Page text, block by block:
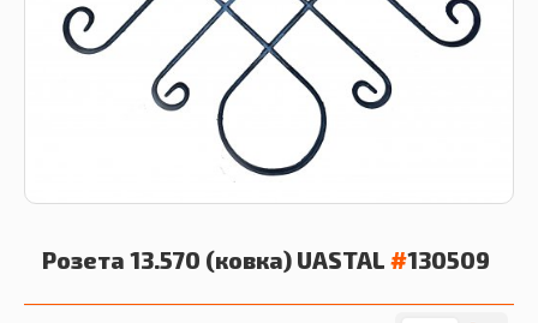
Розета 13.570 (ковка) UASTAL #130509